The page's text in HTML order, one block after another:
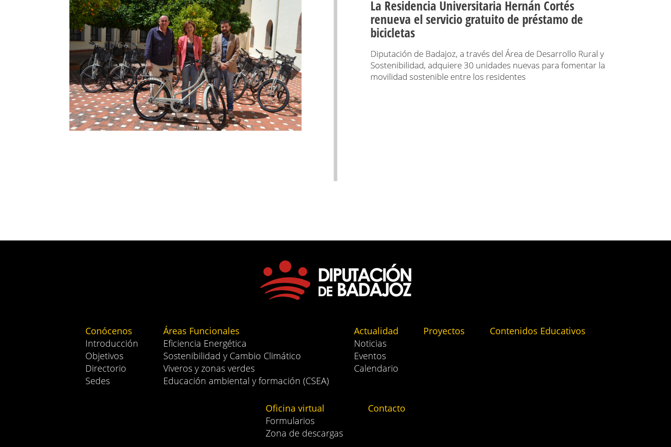
La Residencia Universitaria Hernán Cortés
renueva el servicio gratuito de préstamo de
bicicletas
Diputación de Badajoz, a través del Área de Desarrollo Rural y
Sostenibilidad, adquiere 30 unidades nuevas para fomentar la
movilidad sostenible entre los residentes
Conócenos
Introducción
Objetivos
Directorio
Sedes
Áreas Funcionales
Eficiencia Energética
Sostenibilidad y Cambio Climático
Viveros y zonas verdes
Educación ambiental y formación (CSEA)
Actualidad
Noticias
Eventos
Calendario
Proyectos Contenidos Educativos
Oficina virtual
Formularios
Zona de descargas
Contacto